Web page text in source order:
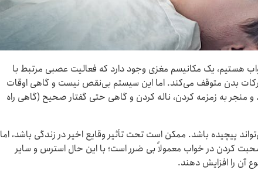
هستیم، یک مکانیسم مغزی وجود دارد که فعالیت عصبی مرتبط با
بدن متوقف می‌کند. اما این سیستم بی‌نقص نیست و گاهی اوقات
و منجر به زمزمه کردن، ناله کردن و گاهی حتی گفتار صحیح (گاهی راه
پیچیده باشد. ممکن است تحت تأثیر وقایع اخیر در زندگی باشد، اما
کردن در خواب معمولاً بی ضرر است؛ با این حال استرس و سایر
آن را افزایش دهند.